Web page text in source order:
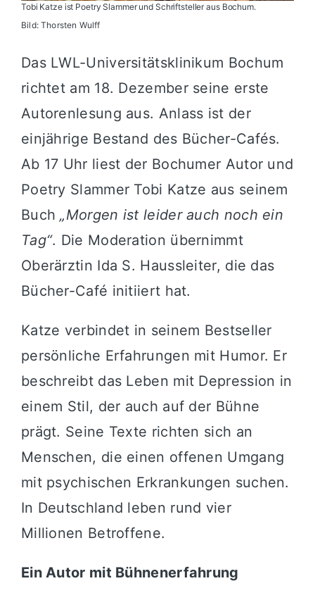
Tobi Katze ist Poetry Slammer und Schriftsteller aus Bochum.
Bild: Thorsten Wulff
Das LWL-Universitätsklinikum Bochum
richtet am 18. Dezember seine erste
Autorenlesung aus. Anlass ist der
einjährige Bestand des Bücher-Cafés.
Ab 17 Uhr liest der Bochumer Autor und
Poetry Slammer Tobi Katze aus seinem
Buch„Morgen ist leider auch noch ein
Tag“. Die Moderation übernimmt
Oberärztin Ida S. Haussleiter, die das
Bücher-Café initiiert hat.
Katze verbindet in seinem Bestseller
persönliche Erfahrungen mit Humor. Er
beschreibt das Leben mit Depression in
einem Stil, der auch auf der Bühne
prägt. Seine Texte richten sich an
Menschen, die einen offenen Umgang
mit psychischen Erkrankungen suchen.
In Deutschland leben rund vier
Millionen Betroffene.
Ein Autor mit Bühnenerfahrung